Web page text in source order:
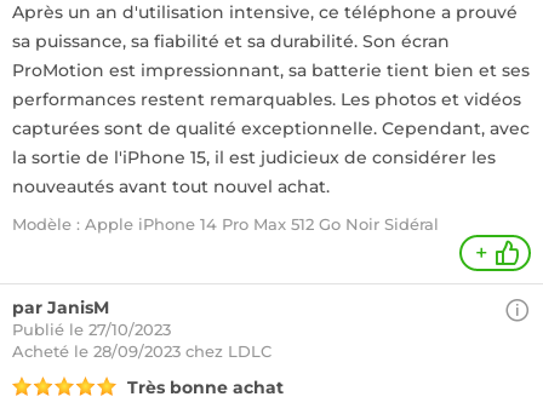
Après un an d'utilisation intensive, ce téléphone a prouvé
sa puissance, sa fiabilité et sa durabilité. Son écran
ProMotion est impressionnant, sa batterie tient bien et ses
performances restent remarquables. Les photos et vidéos
capturées sont de qualité exceptionnelle. Cependant, avec
la sortie de l'iPhone 15, il est judicieux de considérer les
nouveautés avant tout nouvel achat.
Modèle : Apple iPhone 14 Pro Max 512 Go Noir Sidéral
+
par JanisM
Publié le 27/10/2023
Acheté le 28/09/2023 chez LDLC
Très bonne achat